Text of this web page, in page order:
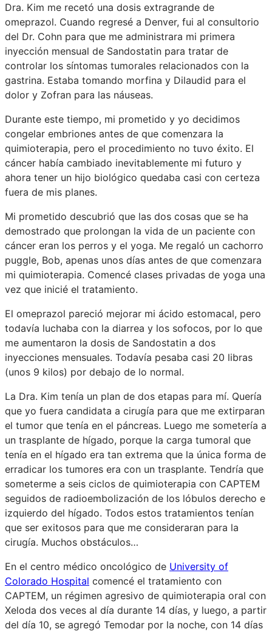
Dra. Kim me recetó una dosis extragrande de
omeprazol. Cuando regresé a Denver, fui al consultorio
del Dr. Cohn para que me administrara mi primera
inyección mensual de Sandostatin para tratar de
controlar los síntomas tumorales relacionados con la
gastrina. Estaba tomando morfina y Dilaudid para el
dolor y Zofran para las náuseas.
Durante este tiempo, mi prometido y yo decidimos
congelar embriones antes de que comenzara la
quimioterapia, pero el procedimiento no tuvo éxito. El
cáncer había cambiado inevitablemente mi futuro y
ahora tener un hijo biológico quedaba casi con certeza
fuera de mis planes.
Mi prometido descubrió que las dos cosas que se ha
demostrado que prolongan la vida de un paciente con
cáncer eran los perros y el yoga. Me regaló un cachorro
puggle, Bob, apenas unos días antes de que comenzara
mi quimioterapia. Comencé clases privadas de yoga una
vez que inicié el tratamiento.
El omeprazol pareció mejorar mi ácido estomacal, pero
todavía luchaba con la diarrea y los sofocos, por lo que
me aumentaron la dosis de Sandostatin a dos
inyecciones mensuales. Todavía pesaba casi 20 libras
(unos 9 kilos) por debajo de lo normal.
La Dra. Kim tenía un plan de dos etapas para mí. Quería
que yo fuera candidata a cirugía para que me extirparan
el tumor que tenía en el páncreas. Luego me sometería a
un trasplante de hígado, porque la carga tumoral que
tenía en el hígado era tan extrema que la única forma de
erradicar los tumores era con un trasplante. Tendría que
someterme a seis ciclos de quimioterapia con CAPTEM
seguidos de radioembolización de los lóbulos derecho e
izquierdo del hígado. Todos estos tratamientos tenían
que ser exitosos para que me consideraran para la
cirugía. Muchos obstáculos…
En el centro médico oncológico de University of
Colorado Hospital comencé el tratamiento con
CAPTEM, un régimen agresivo de quimioterapia oral con
Xeloda dos veces al día durante 14 días, y luego, a partir
del día 10, se agregó Temodar por la noche, con 14 días